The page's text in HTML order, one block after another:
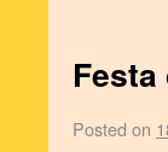
Posted on